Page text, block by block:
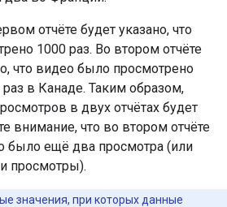
отчёте будет указано, что
1000 раз. Во втором отчёте
что видео было просмотрено
в Канаде. Таким образом,
в двух отчётах будет
внимание, что во втором отчёте
было ещё два просмотра (или
просмотры).
значения, при которых данные